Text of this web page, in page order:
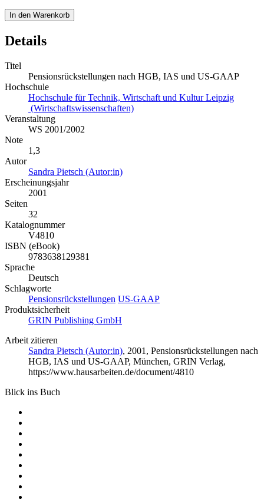
In den Warenkorb
Details
Titel
Pensionsrückstellungen nach HGB, IAS und US-GAAP
Hochschule
Hochschule für Technik, Wirtschaft und Kultur Leipzig
(Wirtschaftswissenschaften)
Veranstaltung
WS 2001/2002
Note
1,3
Autor
Sandra Pietsch (Autor:in)
Erscheinungsjahr
2001
Seiten
32
Katalognummer
V4810
ISBN (eBook)
9783638129381
Sprache
Deutsch
Schlagworte
Pensionsrückstellungen US-GAAP
Produktsicherheit
GRIN Publishing GmbH
Arbeit zitieren
Sandra Pietsch (Autor:in), 2001, Pensionsrückstellungen nach
HGB, IAS und US-GAAP, München, GRIN Verlag,
https://www.hausarbeiten.de/document/4810
Blick ins Buch